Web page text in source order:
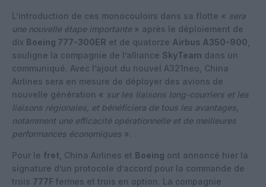
L’introduction de ces monocouloirs dans sa flotte « sera
une nouvelle étape importante » après le déploiement de
dix Boeing 777-300ER et de quatorze Airbus A350-900
souligne la compagnie de l’alliance SkyTeam dans un
communiqué. Avec l’ajout du nouvel A321neo, China
Airlines sera en mesure de déployer des avions de
nouvelle génération « sur les liaisons long-courriers et les
liaisons régionales, et bénéficiera de tous les avantages,
notamment une efficacité opérationnelle et de meilleures
performances économiques ».
Pour le fret , China Airlines et Boeing ont annoncé hier la
signature d’un protocole d’accord pour la commande de
trois 777F fermes et trois en option. La compagnie